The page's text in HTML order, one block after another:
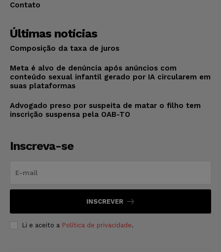
Contato
Últimas notícias
Composição da taxa de juros
Meta é alvo de denúncia após anúncios com
conteúdo sexual infantil gerado por IA circularem em
suas plataformas
Advogado preso por suspeita de matar o filho tem
inscrição suspensa pela OAB-TO
Inscreva-se
INSCREVER
Li e aceito a Política de privacidade.